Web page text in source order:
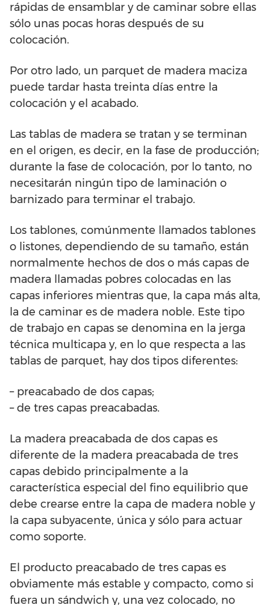
rápidas de ensamblar y de caminar sobre ellas
sólo unas pocas horas después de su
colocación.
Por otro lado, un parquet de madera maciza
puede tardar hasta treinta días entre la
colocación y el acabado.
Las tablas de madera se tratan y se terminan
en el origen, es decir, en la fase de producción;
durante la fase de colocación, por lo tanto, no
necesitarán ningún tipo de laminación o
barnizado para terminar el trabajo.
Los tablones, comúnmente llamados tablones
o listones, dependiendo de su tamaño, están
normalmente hechos de dos o más capas de
madera llamadas pobres colocadas en las
capas inferiores mientras que, la capa más alta,
la de caminar es de madera noble. Este tipo
de trabajo en capas se denomina en la jerga
técnica multicapa y, en lo que respecta a las
tablas de parquet, hay dos tipos diferentes:
– preacabado de dos capas;
– de tres capas preacabadas.
La madera preacabada de dos capas es
diferente de la madera preacabada de tres
capas debido principalmente a la
característica especial del fino equilibrio que
debe crearse entre la capa de madera noble y
la capa subyacente, única y sólo para actuar
como soporte.
El producto preacabado de tres capas es
obviamente más estable y compacto, como si
fuera un sándwich y, una vez colocado, no